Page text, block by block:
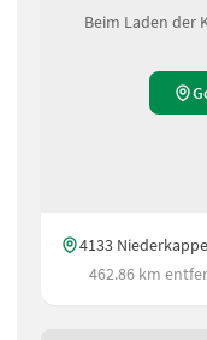
Beim Laden der
4133
462.86 km